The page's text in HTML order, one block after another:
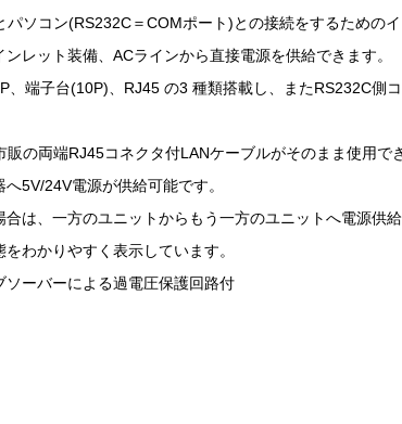
パソコン(RS232C＝COMポート)との接続をするための
ンレット装備、ACラインから直接電源を供給できます。
、端子台(10P)、RJ45 の3 種類搭載し、またRS232C側
販の両端RJ45コネクタ付LANケーブルがそのまま使用で
5V/24V電源が供給可能です。
合は、一方のユニットからもう一方のユニットへ電源供
わかりやすく表示しています。
ソーバーによる過電圧保護回路付